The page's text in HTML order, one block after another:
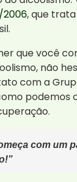
2006, que
que você
não
com a
podemos
com um